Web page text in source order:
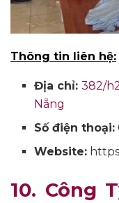
Thông tin liên hệ:
Địa chỉ: 382/
Nẵng
Số điện thoại:
Website:
10. Công